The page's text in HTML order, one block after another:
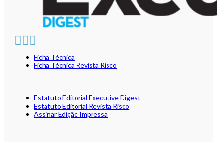
Ficha Técnica
Ficha Técnica Revista Risco
Estatuto Editorial Executive Digest
Estatuto Editorial Revista Risco
Assinar Edição Impressa